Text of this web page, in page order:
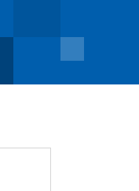
業界から探す
業界から探す